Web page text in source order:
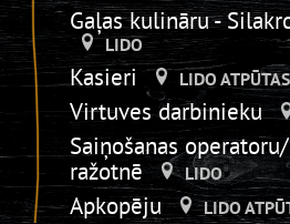
Gaļas kulināru -
LIDO
Kasieri LIDO
Virtuves darbinieku
Saiņošanas
ražotnē
LIDO
Apkopēju LIDO